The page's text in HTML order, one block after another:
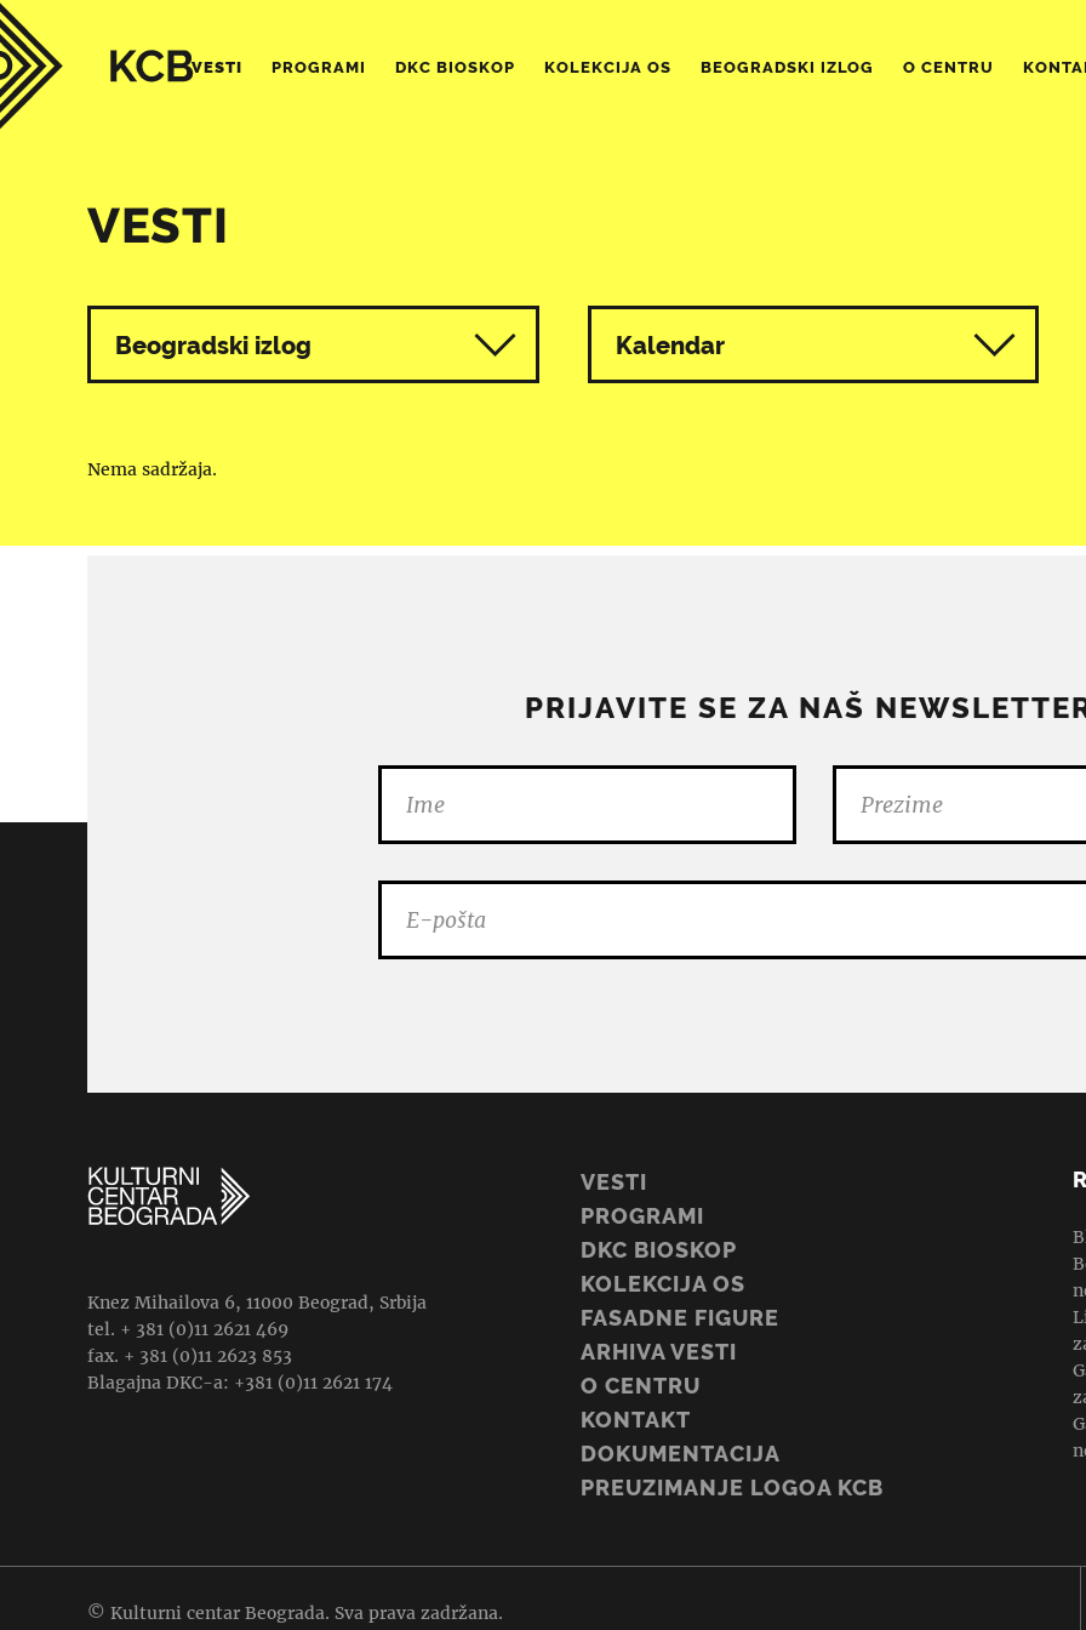
VESTI PROGRAMI DKC BIOSKOP KOLEKCIJA OS BEOGRADSKI IZLOG O CENTRU
VESTI
Svi programi
Beogradski izlog Kalendar
Nema sadržaja.
PRIJAVITE SE ZA NAŠ
Knez Mihailova 6, 11000 Beograd, Srbija
tel. + 381 (0)11 2621 469
fax. + 381 (0)11 2623 853
Blagajna DKC-a: +381 (0)11 2621 174
VESTI
PROGRAMI
DKC BIOSKOP
KOLEKCIJA OS
FASADNE FIGURE
ARHIVA VESTI
O CENTRU
KONTAKT
DOKUMENTACIJA
PREUZIMANJE LOGOA KCB
© Kulturni centar Beograda. Sva prava zadržana.